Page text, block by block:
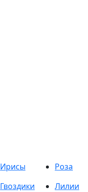
Ирисы
Роза
Гвоздики
Лилии